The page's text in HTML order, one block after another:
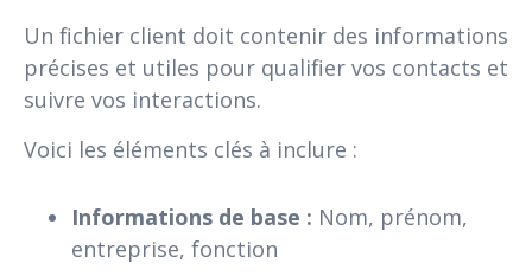
Un fichier client doit contenir des informations
précises et utiles pour qualifier vos contacts et
suivre vos interactions.
Voici les éléments clés à inclure :
Informations de base : Nom, prénom,
entreprise, fonction